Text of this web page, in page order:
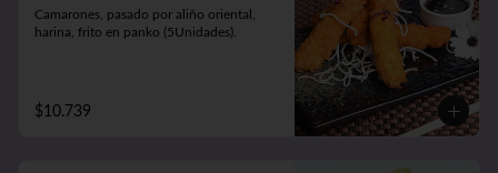
Camarones, pasado por aliño oriental,
harina, frito en panko (5Unidades).
$10.739